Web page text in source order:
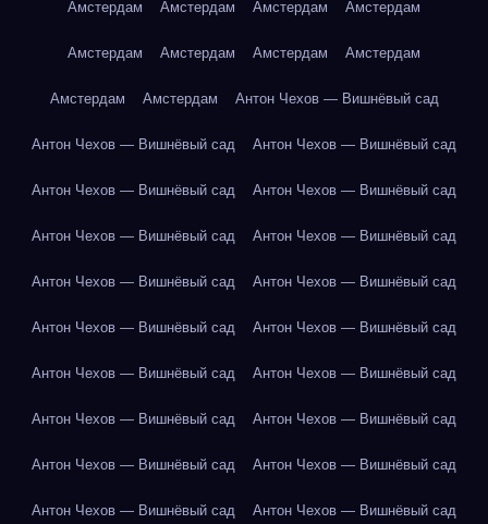
Амстердам Амстердам Амстердам Амстердам
Амстердам Амстердам Амстердам Амстердам
Амстердам Амстердам Антон Чехов — Вишнёвый сад
Антон Чехов — Вишнёвый сад Антон Чехов — Вишнёвый сад
Антон Чехов — Вишнёвый сад Антон Чехов — Вишнёвый сад
Антон Чехов — Вишнёвый сад Антон Чехов — Вишнёвый сад
Антон Чехов — Вишнёвый сад Антон Чехов — Вишнёвый сад
Антон Чехов — Вишнёвый сад Антон Чехов — Вишнёвый сад
Антон Чехов — Вишнёвый сад Антон Чехов — Вишнёвый сад
Антон Чехов — Вишнёвый сад Антон Чехов — Вишнёвый сад
Антон Чехов — Вишнёвый сад Антон Чехов — Вишнёвый сад
Антон Чехов — Вишнёвый сад Антон Чехов — Вишнёвый сад